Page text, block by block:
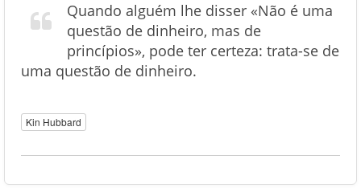
Quando alguém lhe disser «Não é uma
questão de dinheiro, mas de
princípios», pode ter certeza: trata-se de
uma questão de dinheiro.
Kin Hubbard